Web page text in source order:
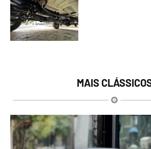
MAIS